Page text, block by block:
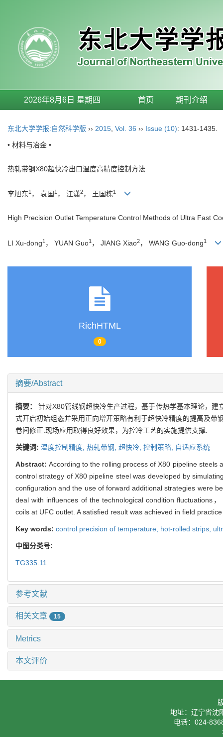
2026年8月6日 星期四 首页 期刊介绍
东北大学学报:自然科学版 ›› 2015 Vol. 36 ›› Issue (10): 1431-1435.
• 材料与冶金 •
热轧带钢X80超快冷出口温度高精度控制方法
李旭东1 ， 袁国 1 ， 江潇2， 王国栋1
High Precision Outlet Temperature Control Methods of Ultra Fast
LI Xu-dong1 ， YUAN Guo1 ， JIANG Xiao2， WANG Guo-dong1
RichHTML
0
摘要/Abstract
摘要：针对X80管线钢超快冷生产过程，基于传热学基本理论，
式开启初始组态并采用正向增开策略有利于超快冷精度的提高及
卷间修正.现场应用取得良好效果，为控冷工艺的实施提供支撑.
关键词: 温度控制精度, 热轧带钢, 超快冷, 控制策略, 自适应系统
Abstract:According to the rolling process of X80 pipeline steels
control strategy of X80 pipeline steel was developed by
configuration and the use of forward additional strategies were
deal with influences of the technological condition fluctuations
coils at UFC outlet. A satisfied result was achieved in field
Key words: control precision of temperature, hot-rolled strips,
中图分类号:
TG335.11
参考文献
相关文章 15
Metrics
本文评价
地址：辽宁省沈
电话：024-